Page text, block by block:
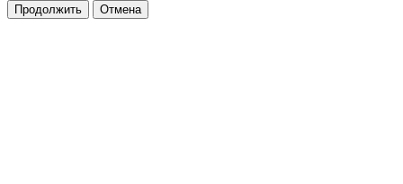
Продолжить Отмена